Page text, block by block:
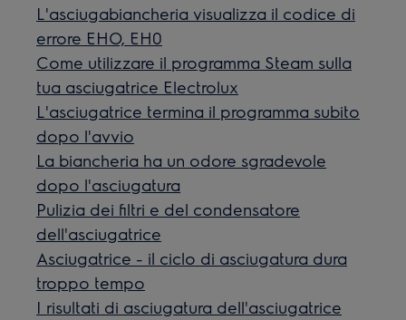
L'asciugabiancheria visualizza il codice di
errore EHO, EH0
Come utilizzare il programma Steam sulla
tua asciugatrice Electrolux
L'asciugatrice termina il programma subito
dopo l'avvio
La biancheria ha un odore sgradevole
dopo l'asciugatura
Pulizia dei filtri e del condensatore
dell'asciugatrice
Asciugatrice - il ciclo di asciugatura dura
troppo tempo
I risultati di asciugatura dell'asciugatrice